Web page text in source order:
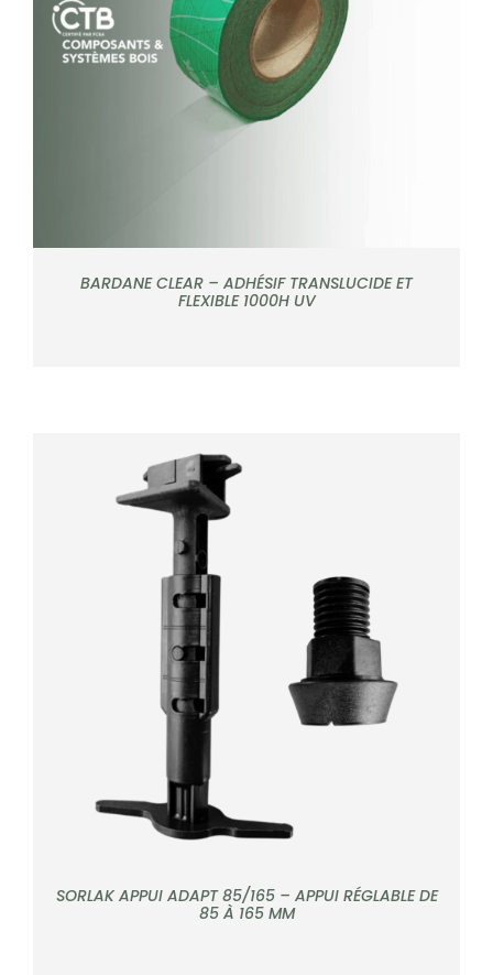
CONTACT
DÉTAILS
BARDANE CLEAR – ADHÉSIF TRANSLUCIDE ET
FLEXIBLE 1000H UV
DÉTAILS
SORLAK APPUI ADAPT 85/165 – APPUI RÉGLABLE DE
85 À 165 MM